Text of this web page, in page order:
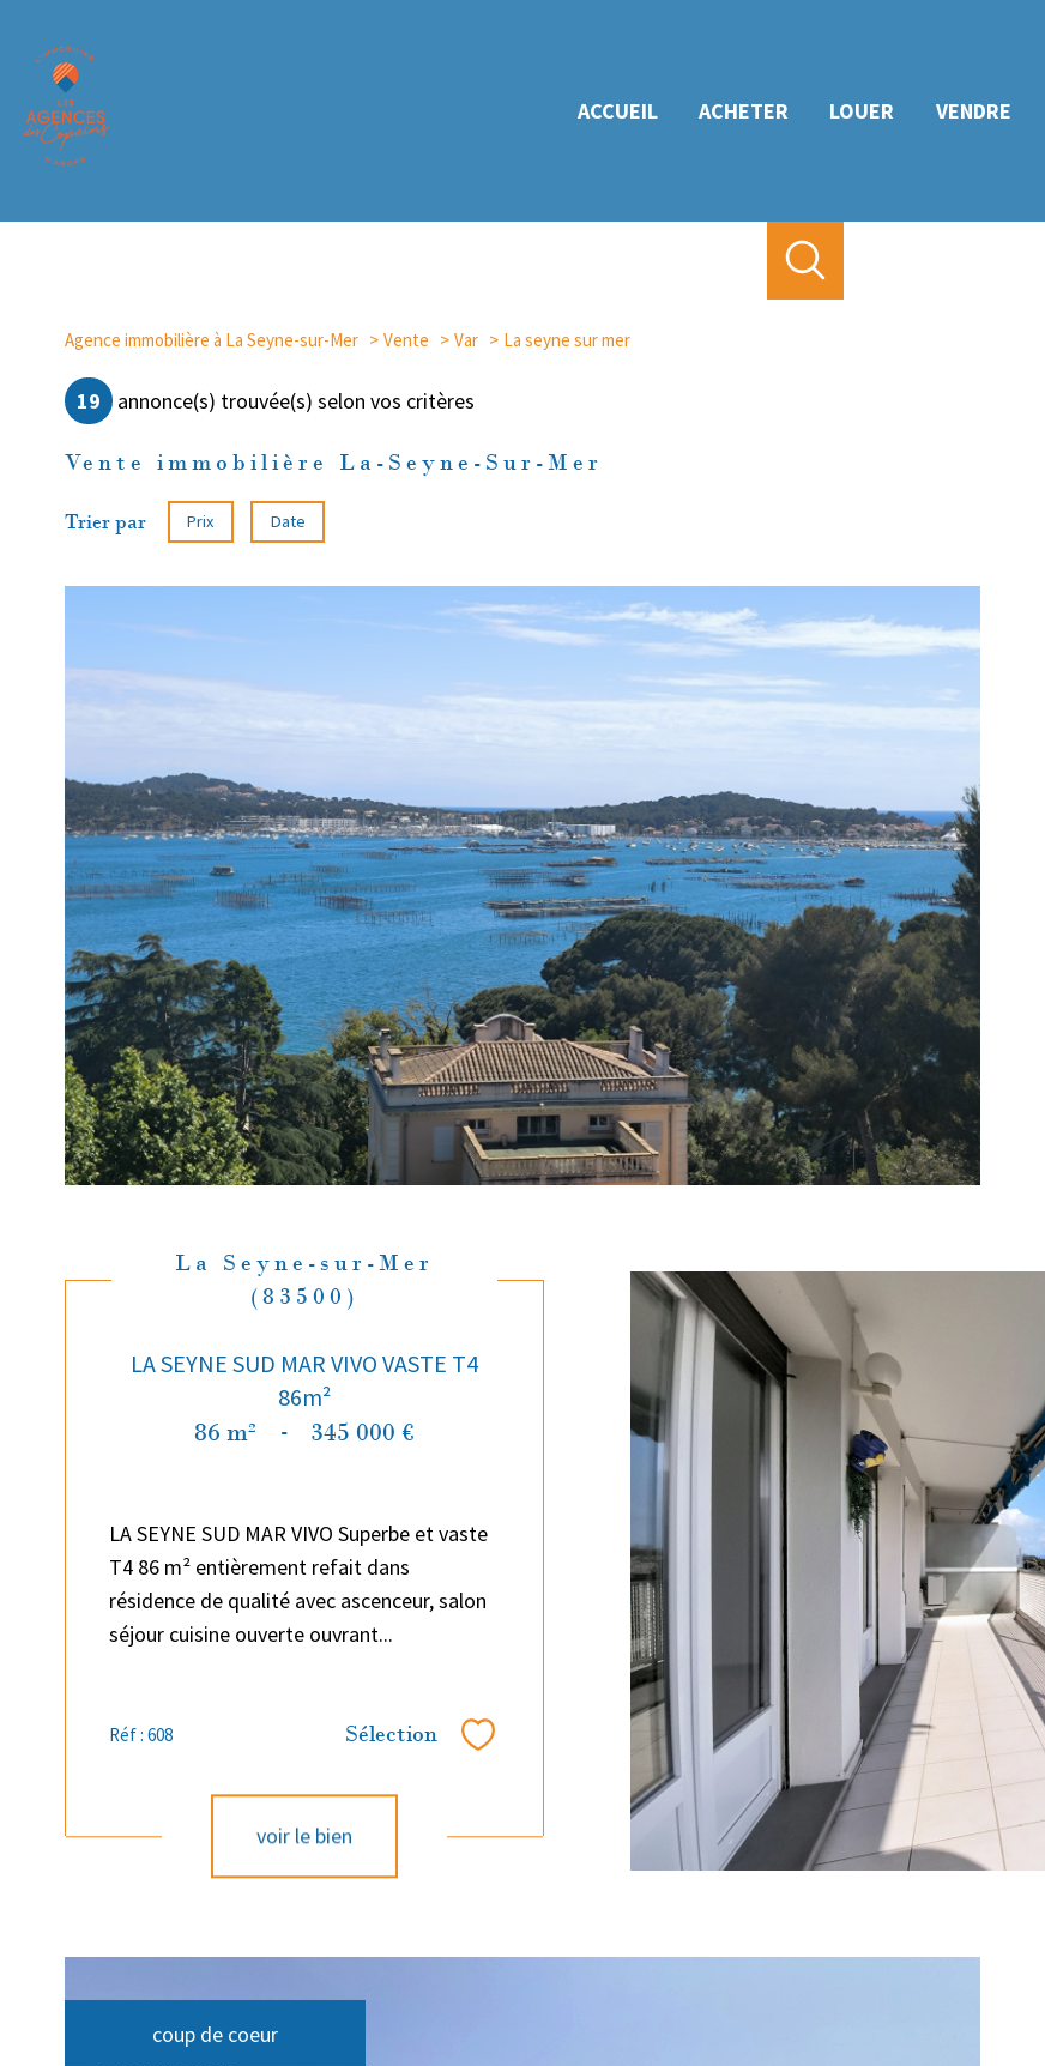
ACCUEIL ACHETER LOUER VENDRE
Agence immobilière à La Seyne-sur-Mer Vente Var La seyne sur mer
19 annonce(s) trouvée(s) selon vos critères
Vente immobilière La-Seyne-Sur-Mer
Trier par Prix Date
La Seyne-sur-Mer
(83500)
LA SEYNE SUD MAR VIVO VASTE T4
86m²
86 m² - 345 000 €
LA SEYNE SUD MAR VIVO Superbe et vaste
T4 86 m² entièrement refait dans
résidence de qualité avec ascenceur, salon
séjour cuisine ouverte ouvrant...
Réf : 608 Sélection Sélectionner
voir le bien
coup de coeur